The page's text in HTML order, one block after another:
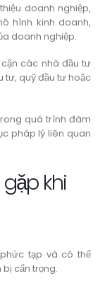
doanh nghiệp,
hình kinh doanh,
doanh nghiệp.
các nhà đầu tư
tư, quỹ đầu tư hoặc
quá trình đàm
pháp lý liên quan
khi
tạp và có thể
cẩn trọng.